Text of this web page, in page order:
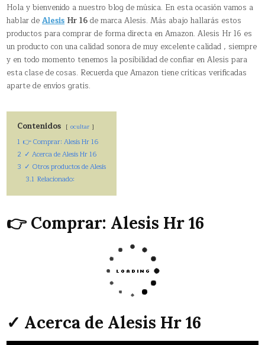
Hola y bienvenido a nuestro blog de música. En esta ocasión vamos a
hablar deAlesisHr 16de marca Alesis. Más abajo hallarás estos
productos para comprar de forma directa en Amazon. Alesis Hr 16 es
un producto con una calidad sonora de muy excelente calidad , siempre
y en todo momento tenemos la posibilidad de confiar en Alesis para
esta clase de cosas. Recuerda que Amazon tiene críticas verificadas
aparte de envíos gratis.
Contenidos ocultar
1 👉 Comprar: Alesis Hr 16
2 ✓ Acerca de Alesis Hr 16
3 ✓ Otros productos de Alesis
3.1 Relacionado:
👉 Comprar: Alesis Hr 16
✓ Acerca de Alesis Hr 16